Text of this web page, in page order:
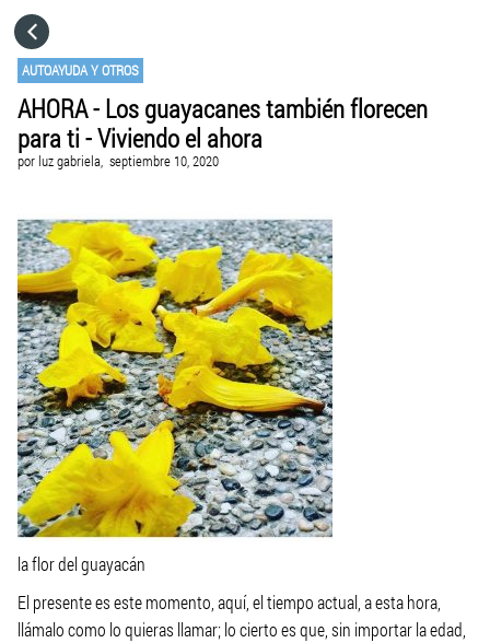
AUTOAYUDA Y OTROS
AHORA - Los guayacanes también florecen
para ti - Viviendo el ahora
por luz gabriela, septiembre 10, 2020
la flor del guayacán
El presente es este momento, aquí, el tiempo actual, a esta hora,
llámalo como lo quieras llamar; lo cierto es que, sin importar la edad,
CATEGORÍAS
VISITA EL SITIO WEB